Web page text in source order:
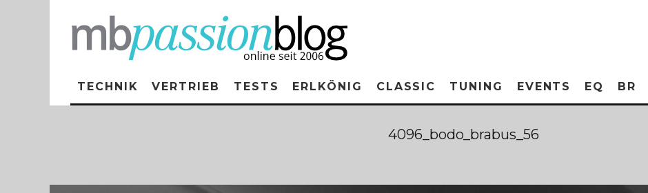
TECHNIK VERTRIEB TESTS ERLKÖNIG CLASSIC TUNING EVENTS EQ BR
4096_bodo_brabus_56